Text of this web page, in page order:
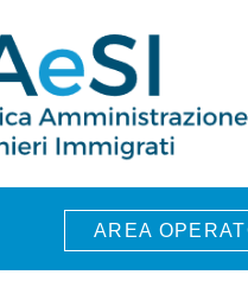
AREA